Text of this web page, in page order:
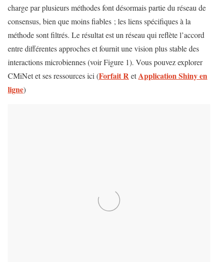
charge par plusieurs méthodes font désormais partie du réseau de
consensus, bien que moins fiables ; les liens spécifiques à la
méthode sont filtrés. Le résultat est un réseau qui reflète l’accord
entre différentes approches et fournit une vision plus stable des
interactions microbiennes (voir Figure 1). Vous pouvez explorer
CMiNet et ses ressources ici (Forfait RetApplication Shiny en
ligne)